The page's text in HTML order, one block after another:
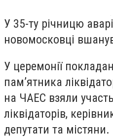
У 35-ту річницю
новомосковці
У церемонії
пам’ятника
на ЧАЕС взяли
ліквідаторів,
депутати та містяни.